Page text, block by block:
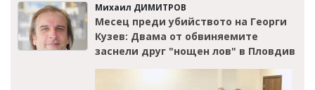
Михаил ДИМИТРОВ
Месец преди убийството на Георги
Кузев: Двама от обвиняемите
заснели друг "нощен лов" в Пловдив